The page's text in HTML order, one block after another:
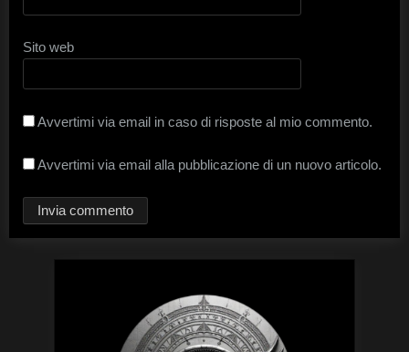
Sito web
Avvertimi via email in caso di risposte al mio commento.
Avvertimi via email alla pubblicazione di un nuovo articolo.